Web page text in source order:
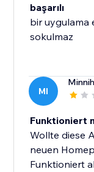
başarılı
bir uygulama
sokulmaz
MI
Funktioniert
Wollte diese
neuen
Funktioniert